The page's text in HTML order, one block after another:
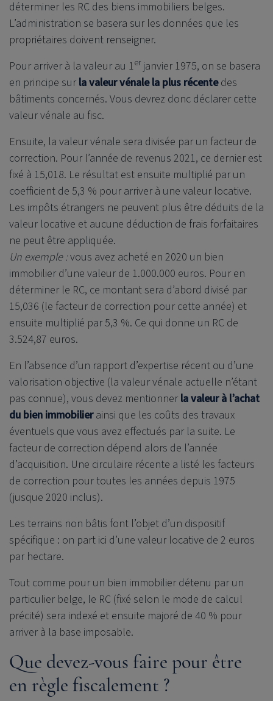
déterminer les RC des biens immobiliers belges.
L’administration se basera sur les données que les
propriétaires doivent renseigner.
Pour arriver à la valeur au 1er janvier 1975, on se basera
en principe sur la valeur vénale la plus récente des
bâtiments concernés. Vous devrez donc déclarer cette
valeur vénale au fisc.
Ensuite, la valeur vénale sera divisée par un facteur de
correction. Pour l’année de revenus 2021, ce dernier est
fixé à 15,018. Le résultat est ensuite multiplié par un
coefficient de 5,3 % pour arriver à une valeur locative.
Les impôts étrangers ne peuvent plus être déduits de la
valeur locative et aucune déduction de frais forfaitaires
ne peut être appliquée.
Un exemple :vous avez acheté en 2020 un bien
immobilier d’une valeur de 1.000.000 euros. Pour en
déterminer le RC, ce montant sera d’abord divisé par
15,036 (le facteur de correction pour cette année) et
ensuite multiplié par 5,3 %. Ce qui donne un RC de
3.524,87 euros.
En l’absence d’un rapport d’expertise récent ou d’une
valorisation objective (la valeur vénale actuelle n’étant
pas connue), vous devez mentionner la valeur à l’achat
du bien immobilier ainsi que les coûts des travaux
éventuels que vous avez effectués par la suite. Le
facteur de correction dépend alors de l’année
d’acquisition. Une circulaire récente a listé les facteurs
de correction pour toutes les années depuis 1975
(jusque 2020 inclus).
Les terrains non bâtis font l’objet d’un dispositif
spécifique : on part ici d’une valeur locative de 2 euros
par hectare.
Tout comme pour un bien immobilier détenu par un
particulier belge, le RC (fixé selon le mode de calcul
précité) sera indexé et ensuite majoré de 40 % pour
arriver à la base imposable.
Que devez-vous faire pour être
en règle fiscalement ?